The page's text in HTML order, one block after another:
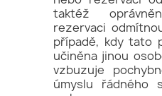
taktéž
rezervaci
případě, kdy tato
učiněna jinou
vzbuzuje
úmyslu řádného